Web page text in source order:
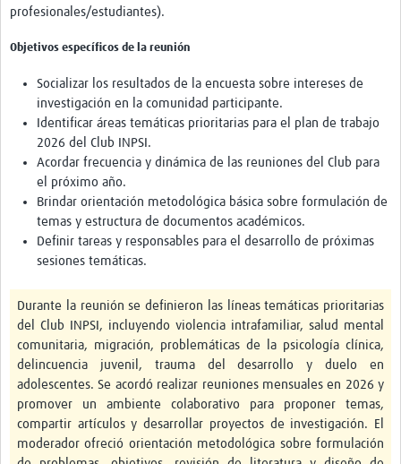
profesionales/estudiantes).
Objetivos específicos de la reunión
Socializar los resultados de la encuesta sobre intereses de
investigación en la comunidad participante.
Identificar áreas temáticas prioritarias para el plan de trabajo
2026 del Club INPSI.
Acordar frecuencia y dinámica de las reuniones del Club para
el próximo año.
Brindar orientación metodológica básica sobre formulación de
temas y estructura de documentos académicos.
Definir tareas y responsables para el desarrollo de próximas
sesiones temáticas.
Durante la reunión se definieron las líneas temáticas prioritarias
del Club INPSI, incluyendo violencia intrafamiliar, salud mental
comunitaria, migración, problemáticas de la psicología clínica,
delincuencia juvenil, trauma del desarrollo y duelo en
adolescentes. Se acordó realizar reuniones mensuales en 2026 y
promover un ambiente colaborativo para proponer temas,
compartir artículos y desarrollar proyectos de investigación. El
moderador ofreció orientación metodológica sobre formulación